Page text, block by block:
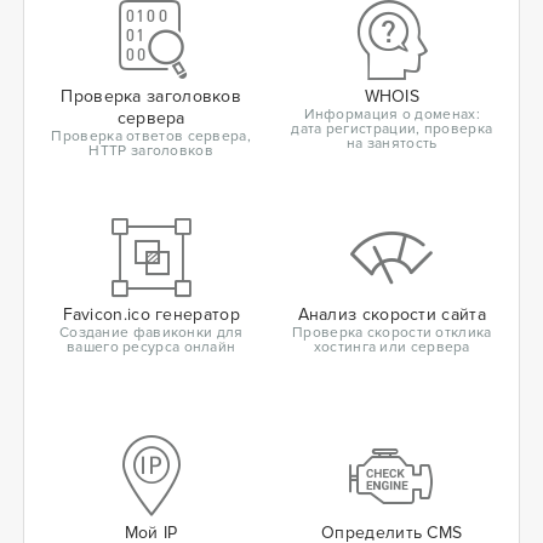
Проверка заголовков
сервера
Проверка ответов сервера,
HTTP заголовков
WHOIS
Информация о доменах:
дата регистрации, проверка
на занятость
Favicon.ico генератор
Создание фавиконки для
вашего ресурса онлайн
Анализ скорости сайта
Проверка скорости отклика
хостинга или сервера
Мой IP Определить CMS